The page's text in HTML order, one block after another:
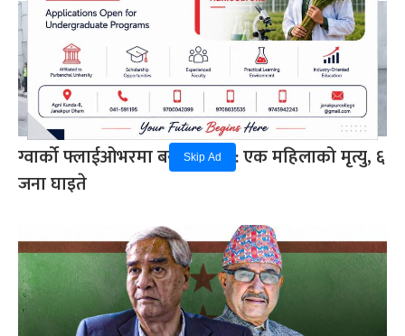
Skip Ad
ग्वार्को फ्लाईओभरमा बस दुर्घटना : एक महिलाको मृत्यु, ६
जना घाइते